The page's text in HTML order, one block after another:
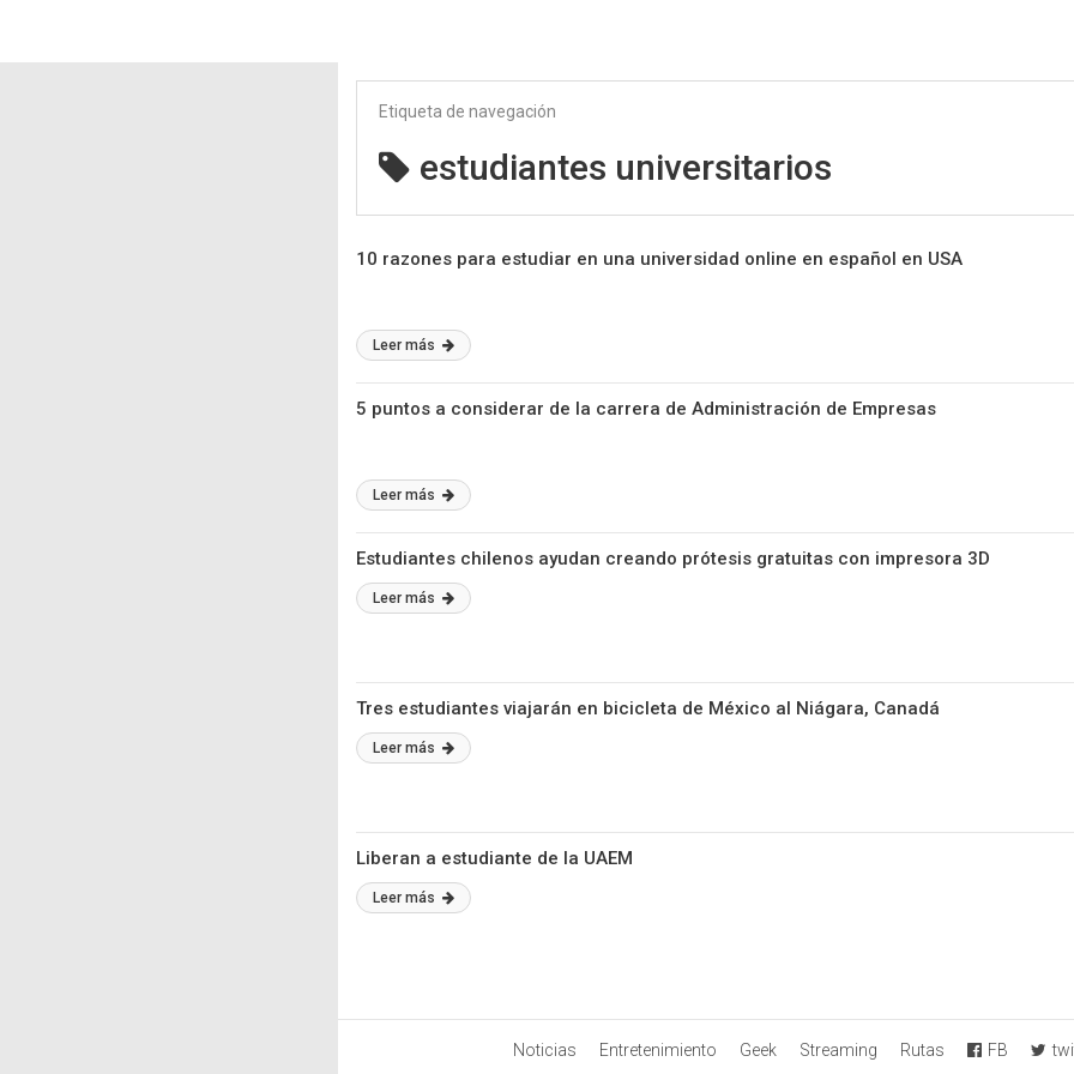
Etiqueta de navegación
estudiantes universitarios
10 razones para estudiar en una universidad online en español en USA
Leer más
5 puntos a considerar de la carrera de Administración de Empresas
Leer más
Estudiantes chilenos ayudan creando prótesis gratuitas con impresora 3D
Leer más
Tres estudiantes viajarán en bicicleta de México al Niágara, Canadá
Leer más
Liberan a estudiante de la UAEM
Leer más
Noticias Entretenimiento Geek Streaming Rutas FB